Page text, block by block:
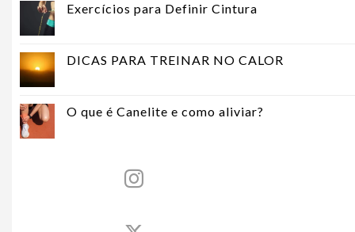
Exercícios para Definir Cintura
DICAS PARA TREINAR NO CALOR
O que é Canelite e como aliviar?